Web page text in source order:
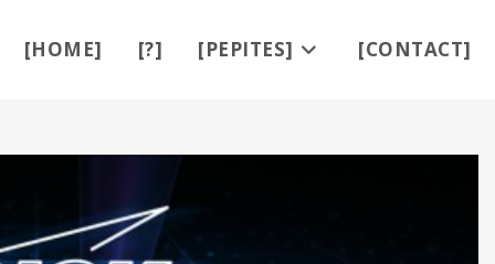
[HOME] [?] [PEPITES] [CONTACT]